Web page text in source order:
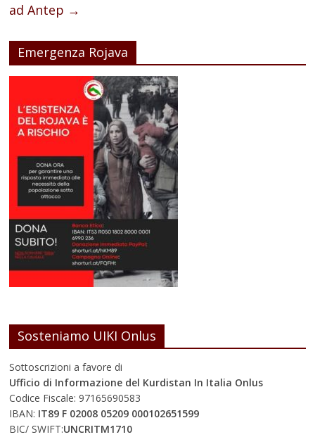
ad Antep →
Emergenza Rojava
Sosteniamo UIKI Onlus
Sottoscrizioni a favore di
Ufficio di Informazione del Kurdistan In Italia Onlus
Codice Fiscale: 97165690583
IBAN: IT89 F 02008 05209 000102651599
BIC/ SWIFT:UNCRITM1710